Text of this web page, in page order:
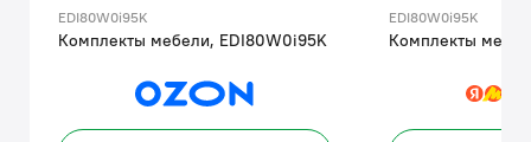
EDI80W0i95K
Комплекты мебели, EDI80W0i95K
EDI80W0i95K
Комплекты